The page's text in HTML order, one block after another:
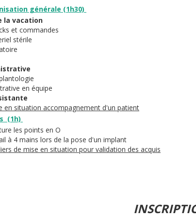
générale (1h30)
la vacation
et commandes
stérile
en équipe
en situation accompagnement d'un patient
(1h)
les points en O
à 4 mains lors de la pose d'un implant
de mise en situation pour validation des acquis